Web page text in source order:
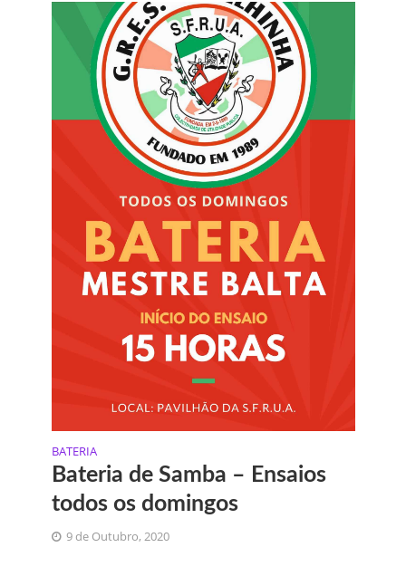
BATERIA
Bateria de Samba – Ensaios
todos os domingos
9 de Outubro, 2020